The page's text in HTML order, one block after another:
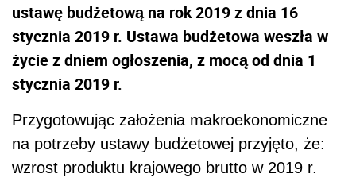
ustawę budżetową na rok 2019 z dnia 16
stycznia 2019 r. Ustawa budżetowa weszła w
życie z dniem ogłoszenia, z mocą od dnia 1
stycznia 2019 r.
Przygotowując założenia makroekonomiczne
na potrzeby ustawy budżetowej przyjęto, że:
wzrost produktu krajowego brutto w 2019 r.